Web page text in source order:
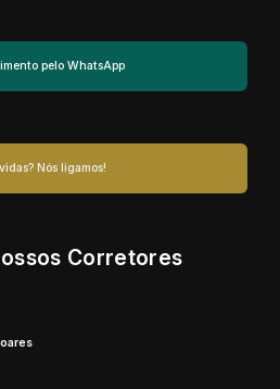
pelo WhatsApp
Nós ligamos!
Corretores